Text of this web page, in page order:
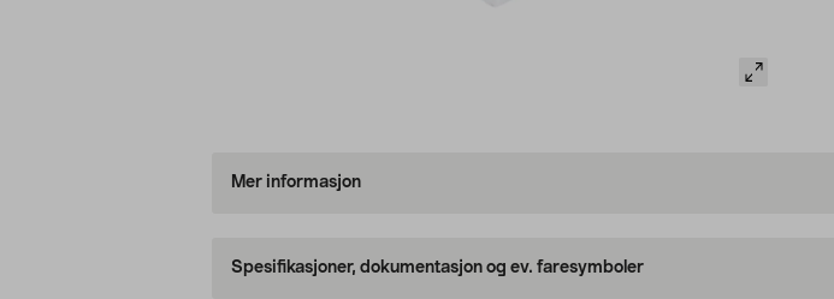
Mer informasjon
Spesifikasjoner, dokumentasjon og ev. faresymboler